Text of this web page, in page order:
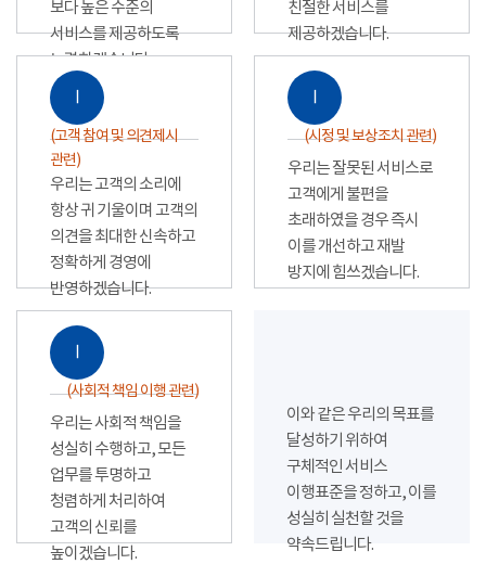
보다 높은 수준의
서비스를 제공하도록
노력하겠습니다.
친절한 서비스를
제공하겠습니다.
Ⅰ
(고객 참여 및 의견제시
관련)
우리는 고객의 소리에
항상 귀 기울이며 고객의
의견을 최대한 신속하고
정확하게 경영에
반영하겠습니다.
Ⅰ
(시정 및 보상조치 관련)
우리는 잘못된 서비스로
고객에게 불편을
초래하였을 경우 즉시
이를 개선하고 재발
방지에 힘쓰겠습니다.
Ⅰ
(사회적 책임 이행 관련)
우리는 사회적 책임을
성실히 수행하고, 모든
업무를 투명하고
청렴하게 처리하여
고객의 신뢰를
높이겠습니다.
이와 같은 우리의 목표를
달성하기 위하여
구체적인 서비스
이행표준을 정하고, 이를
성실히 실천할 것을
약속드립니다.